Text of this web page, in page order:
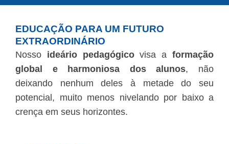
EDUCAÇÃO PARA UM FUTURO
EXTRAORDINÁRIO
Nosso ideário pedagógicovisa aformação
global e harmoniosa dos alunos, não
deixando nenhum deles à metade do seu
potencial, muito menos nivelando por baixo a
crença em seus horizontes.